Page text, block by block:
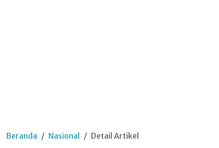
Beranda Nasional Detail Artikel